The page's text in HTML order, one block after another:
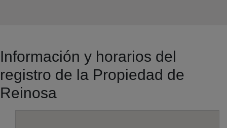
Información y horarios del
registro de la Propiedad de
Reinosa